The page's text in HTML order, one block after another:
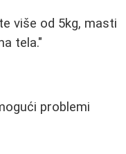
više od 5kg, masti
tela."
problemi